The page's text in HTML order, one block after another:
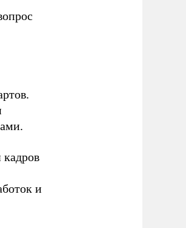
кадров
и